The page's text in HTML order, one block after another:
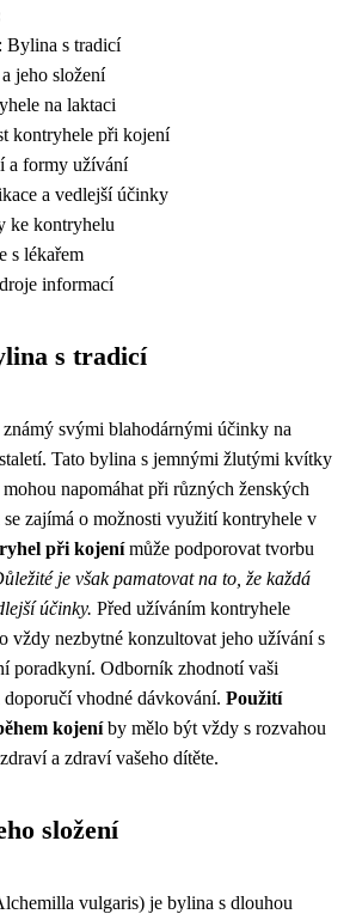
Bylina s tradicí
jeho složení
na laktaci
kontryhele při kojení
a formy užívání
a vedlejší účinky
ke kontryhelu
s lékařem
informací
s tradicí
svými blahodárnými účinky na
Tato bylina s jemnými žlutými kvítky
napomáhat při různých ženských
zajímá o možnosti využití kontryhele v
při kojenímůže podporovat tvorbu
je však pamatovat na to, že každá
účinky. Před užíváním kontryhele
vždy nezbytné konzultovat jeho užívání s
poradkyní. Odborník zhodnotí vaši
vhodné dávkování. Použití
kojeníby mělo být vždy s rozvahou
a zdraví vašeho dítěte.
složení
vulgaris) je bylina s dlouhou